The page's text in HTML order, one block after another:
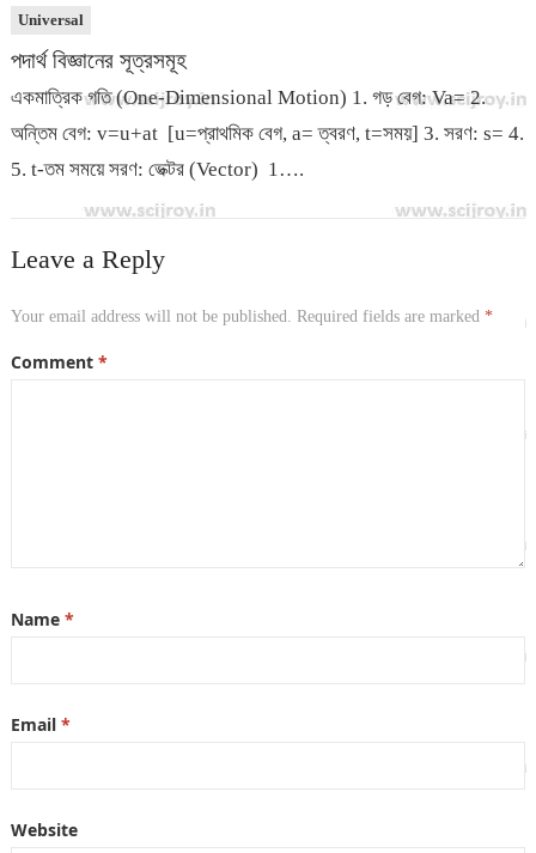
Universal
পদার্থ বিজ্ঞানের সূত্রসমূহ
একমাত্রিক গতি (One-Dimensional Motion) 1. গড় বেগ: Va= 2.
অন্তিম বেগ: v=u+at [u=প্রাথমিক বেগ, a= ত্বরণ, t=সময়] 3. সরণ: s= 4.
5. t-তম সময়ে সরণ: ভেক্টর (Vector) 1….
Leave a Reply
Your email address will not be published. Required fields are marked *
Comment *
Name *
Email *
Website